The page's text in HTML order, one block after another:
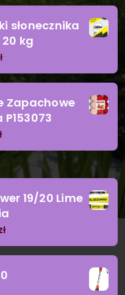
słonecznika
kg
Zapachowe
19/20 Lime